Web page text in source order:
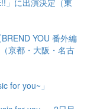
」に出演決定（東
YOU 番外編
京都・大阪・名古
for you~」